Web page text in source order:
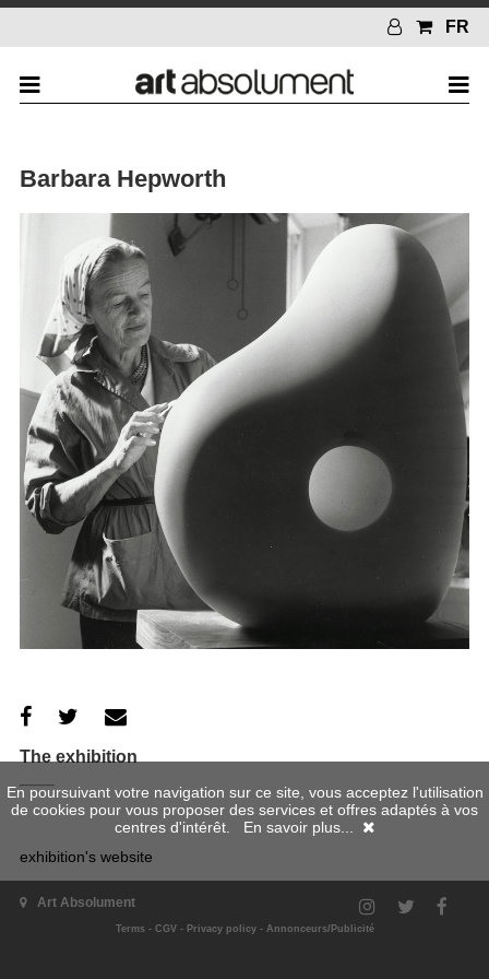
FR
Barbara Hepworth
The exhibition
exhibition's website
When
Art Absolument
Terms- CGV- Privacy policy- Annonceurs/Publicité
En poursuivant votre navigation sur ce site, vous acceptez l'utilisation
de cookies pour vous proposer des services et offres adaptés à vos
centres d'intérêt. En savoir plus...